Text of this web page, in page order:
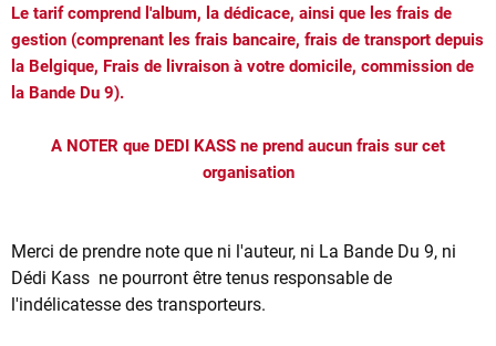
Le tarif comprend l'album, la dédicace, ainsi que les frais de
gestion (comprenant les frais bancaire, frais de transport depuis
la Belgique, Frais de livraison à votre domicile, commission de
la Bande Du 9).
A NOTER que DEDI KASS ne prend aucun frais sur cet
organisation
Merci de prendre note que ni l'auteur, ni La Bande Du 9, ni
Dédi Kass ne pourront être tenus responsable de
l'indélicatesse des transporteurs.